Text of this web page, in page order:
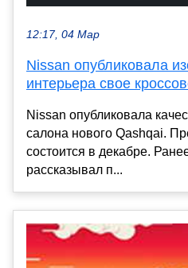
12:17, 04 Мар
Nissan опубликовала
интерьера свое
Nissan опубликовала
салона нового Qashqai.
состоится в декабре.
рассказывал п...